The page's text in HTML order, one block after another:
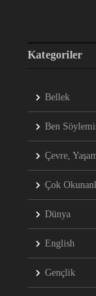
Kategoriler
Bellek
Ben
Çevre,
Çok
Dünya
English
Gençlik